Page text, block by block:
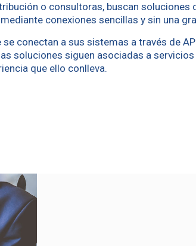
o consultoras, buscan soluciones
conexiones sencillas y sin una
conectan a sus sistemas a través de
soluciones siguen asociadas a
que ello conlleva.